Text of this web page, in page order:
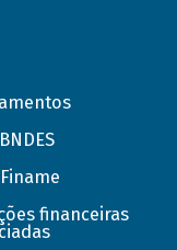
financeiras